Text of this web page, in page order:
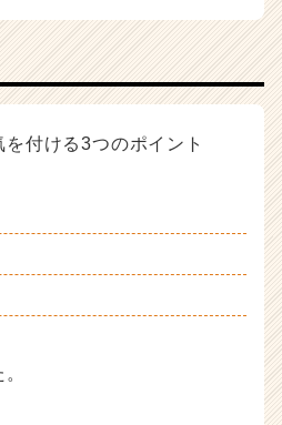
付ける3つのポイント